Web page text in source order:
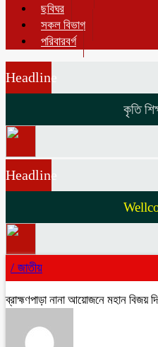
ছবিঘর
সকল বিভাগ
পরিবারবর্গ
Headline
কৃতি
Headline
/ জাতীয়
ব্রাহ্মণপাড়া নানা আয়োজনে মহান বিজয়